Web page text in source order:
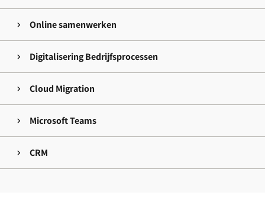
Online samenwerken
Digitalisering Bedrijfsprocessen
Cloud Migration
Microsoft Teams
CRM